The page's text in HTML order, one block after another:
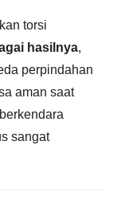
torsi
hasilnya,
perpindahan
aman saat
sangat